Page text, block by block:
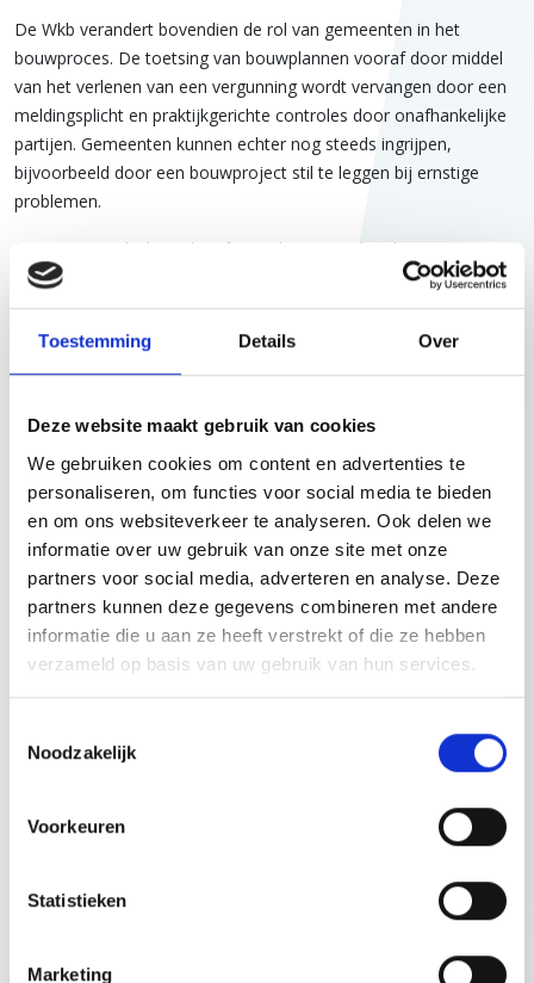
Toestemming Details Over
Deze website maakt gebruik van cookies
We gebruiken cookies om content en advertenties te
personaliseren, om functies voor social media te bieden
en om ons websiteverkeer te analyseren. Ook delen we
informatie over uw gebruik van onze site met onze
partners voor social media, adverteren en analyse. Deze
partners kunnen deze gegevens combineren met andere
informatie die u aan ze heeft verstrekt of die ze hebben
verzameld op basis van uw gebruik van hun services.
Noodzakelijk
Voorkeuren
Statistieken
Marketing
De Wkb verandert bovendien de rol van gemeenten in het
bouwproces. De toetsing van bouwplannen vooraf door middel
van het verlenen van een vergunning wordt vervangen door een
meldingsplicht en praktijkgerichte controles door onafhankelijke
partijen. Gemeenten kunnen echter nog steeds ingrijpen,
bijvoorbeeld door een bouwproject stil te leggen bij ernstige
problemen.
Dit nieuwe stelsel wordt gefaseerd ingevoerd, te beginnen met
eenvoudige bouwwerken zoals eengezinswoningen en kleine
bedrijfspanden (vallend onder gevolgklasse 1). De Wkb is voor
bouwwerken vallend onder gevolgklasse 1 per 1 januari 2024 in
betrokken partijen de mogelijkheid om ervaring op te doen met
vroegst per in 2029 verder uitgebreid met gevolgklasse 2 en
mogelijk ook voor verbouwingen. Het was de bedoeling om
verbouwingen reeds onder de werking van het
kwaliteitsborgingsysteem van de Wkb te hebben gebracht, maar
dit is opnieuw – tot nader order – uitgesteld. De minister besloot
in haar brief van 10 december 2024 verbouwingen voorlopig niet
aanpassingen voor deze bouwwerkzaamheden, dat de kosten
De tweeledige structuur van de Wkb
publiekrechtelijke als privaatrechtelijke aspecten omvat.
bouwactiviteit
moet worden aangevraagd, of dat volstaan kan